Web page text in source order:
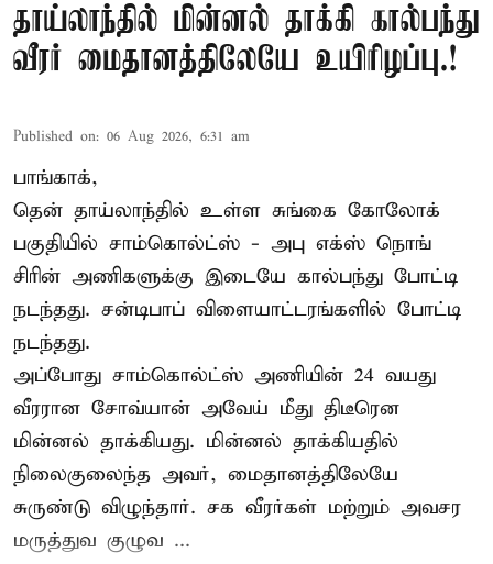
தாய்லாந்தில் மின்னல் தாக்கி கால்பந்து
வீரர் மைதானத்திலேயே உயிரிழப்பு.!
Published on: 06 Aug 2026, 6:31 am
பாங்காக்,
தென் தாய்லாந்தில் உள்ள சுங்கை கோலோக்
பகுதியில் சாம்கொல்ட்ஸ் - அபு எக்ஸ் நொங்
சிரின் அணிகளுக்கு இடையே கால்பந்து போட்டி
நடந்தது. சன்டிபாப் விளையாட்டரங்களில் போட்டி
நடந்தது.
அப்போது சாம்கொல்ட்ஸ் அணியின் 24 வயது
வீரரான சோவ்யான் அவேய் மீது திடீரென
மின்னல் தாக்கியது. மின்னல் தாக்கியதில்
நிலைகுலைந்த அவர், மைதானத்திலேயே
சுருண்டு விழுந்தார். சக வீரர்கள் மற்றும் அவசர
மருத்துவ குழுவ ...